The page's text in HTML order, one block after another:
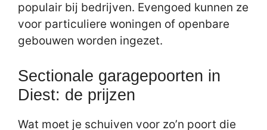
populair bij bedrijven. Evengoed kunnen ze
voor particuliere woningen of openbare
gebouwen worden ingezet.
Sectionale garagepoorten in
Diest: de prijzen
Wat moet je schuiven voor zo’n poort die